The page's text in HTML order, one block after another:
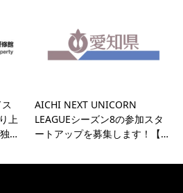
上
…
AICHI NEXT UNICORN
LEAGUEシーズン8の参加スタ
ートアップを募集します！【…